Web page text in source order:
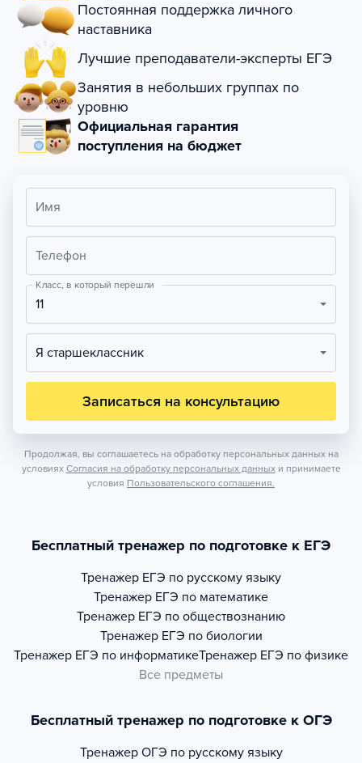
Постоянная поддержка личного
наставника
Лучшие преподаватели-эксперты ЕГЭ
Занятия в небольших группах по
уровню
Официальная гарантия
поступления на бюджет
Имя
Телефон
Класс, в который перешли
11
Я старшеклассник
Записаться на консультацию
Продолжая, вы соглашаетесь на обработку персональных данных на
условиях Согласия на обработку персональных данных и принимаете
условия Пользовательского соглашения.
Бесплатный тренажер по подготовке к ЕГЭ
Тренажер ЕГЭ по русскому языку
Тренажер ЕГЭ по математике
Тренажер ЕГЭ по обществознанию
Тренажер ЕГЭ по биологии
Тренажер ЕГЭ по информатикеТренажер ЕГЭ по физике
Все предметы
Бесплатный тренажер по подготовке к ОГЭ
Тренажер ОГЭ по русскому языку